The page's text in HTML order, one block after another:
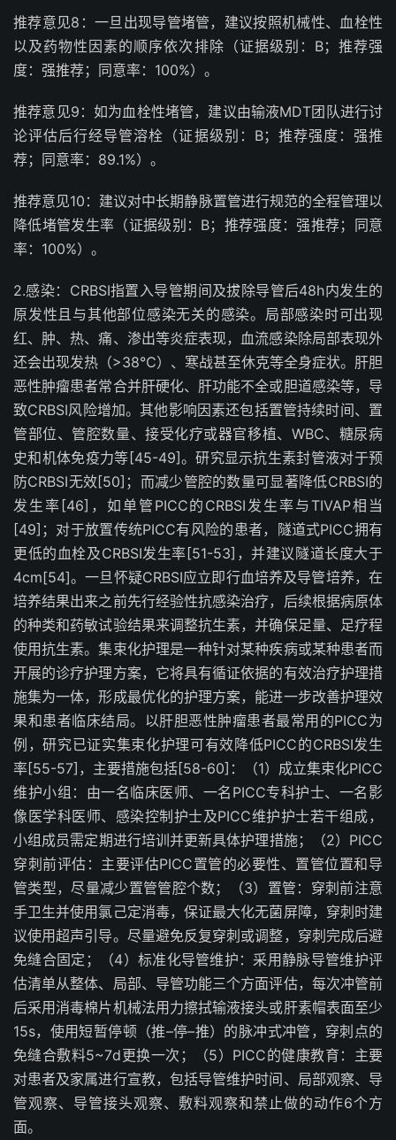
推荐意见8 ：一旦出现导管堵管，建议按照机械性、血栓性
以及药物性因素的顺序依次排除（证据级别： B；推荐强
度：强推荐；同意率： 100%）。
推荐意见9 ：如为血栓性堵管，建议由输液MDT团队进行讨
论评估后行经导管溶栓（证据级别： B；推荐强度：强推
荐；同意率： 89.1%）。
推荐意见10 ：建议对中长期静脉置管进行规范的全程管理以
降低堵管发生率（证据级别： B；推荐强度：强推荐；同意
率： 100%）。
2.感染： CRBSI指置入导管期间及拔除导管后48h内发生的
原发性且与其他部位感染无关的感染。局部感染时可出现
红、肿、热、痛、渗出等炎症表现，血流感染除局部表现外
还会出现发热（>38℃）、寒战甚至休克等全身症状。肝胆
恶性肿瘤患者常合并肝硬化、肝功能不全或胆道感染等，导
致CRBSI风险增加。其他影响因素还包括置管持续时间、置
管部位、管腔数量、接受化疗或器官移植、 WBC、糖尿病
史和机体免疫力等 [45-49]。研究显示抗生素封管液对于预
防CRBSI无效[50] ；而减少管腔的数量可显著降低CRBSI的
发生率 [46] ，如单管 PICC的 CRBSI发生率与TIVAP相当
[49] ；对于放置传统PICC有风险的患者，隧道式PICC拥有
更低的血栓及CRBSI发生率 [51-53] ，并建议隧道长度大于
4cm[54]。一旦怀疑CRBSI应立即行血培养及导管培养，在
培养结果出来之前先行经验性抗感染治疗，后续根据病原体
的种类和药敏试验结果来调整抗生素，并确保足量、足疗程
使用抗生素。集束化护理是一种针对某种疾病或某种患者而
开展的诊疗护理方案，它将具有循证依据的有效治疗护理措
施集为一体，形成最优化的护理方案，能进一步改善护理效
果和患者临床结局。以肝胆恶性肿瘤患者最常用的PICC为
例，研究已证实集束化护理可有效降低PICC的CRBSI发生
率[55-57] ，主要措施包括[58-60] ：（1）成立集束化PICC
维护小组：由一名临床医师、一名 PICC专科护士、一名影
像医学科医师、感染控制护士及PICC维护护士若干组成，
小组成员需定期进行培训并更新具体护理措施；（2） PICC
穿刺前评估：主要评估PICC置管的必要性、置管位置和导
管类型，尽量减少置管管腔个数；（3）置管：穿刺前注意
手卫生并使用氯己定消毒，保证最大化无菌屏障，穿刺时建
议使用超声引导。尽量避免反复穿刺或调整，穿刺完成后避
免缝合固定；（4）标准化导管维护：采用静脉导管维护评
估清单从整体、局部、导管功能三个方面评估，每次冲管前
后采用消毒棉片机械法用力擦拭输液接头或肝素帽表面至少
15s，使用短暂停顿（推–停–推）的脉冲式冲管，穿刺点的
免缝合敷料5~7d更换一次；（5） PICC的健康教育：主要
对患者及家属进行宣教，包括导管维护时间、局部观察、导
管观察、导管接头观察、敷料观察和禁止做的动作6个方
面。